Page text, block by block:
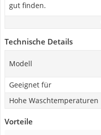
gut finden.
Technische Details
Modell
Geeignet für
Hohe Waschtemperaturen
Vorteile